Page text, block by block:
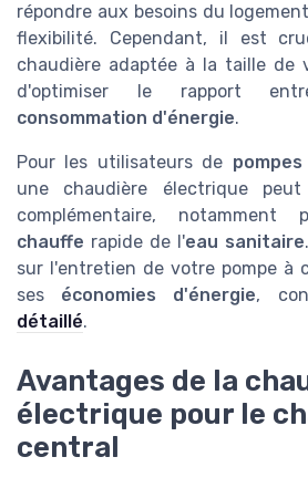
répondre aux besoins du
flexibilité. Cependant, il est
chaudière adaptée à la taille de
d'optimiser le rapport
consommation d'énergie.
Pour les utilisateurs de
une chaudière électrique
complémentaire,
chauffe rapide de l'eau sanitaire
sur l'entretien de votre pompe à
ses économies d'énergie,
détaillé.
Avantages de la
électrique pour le
central